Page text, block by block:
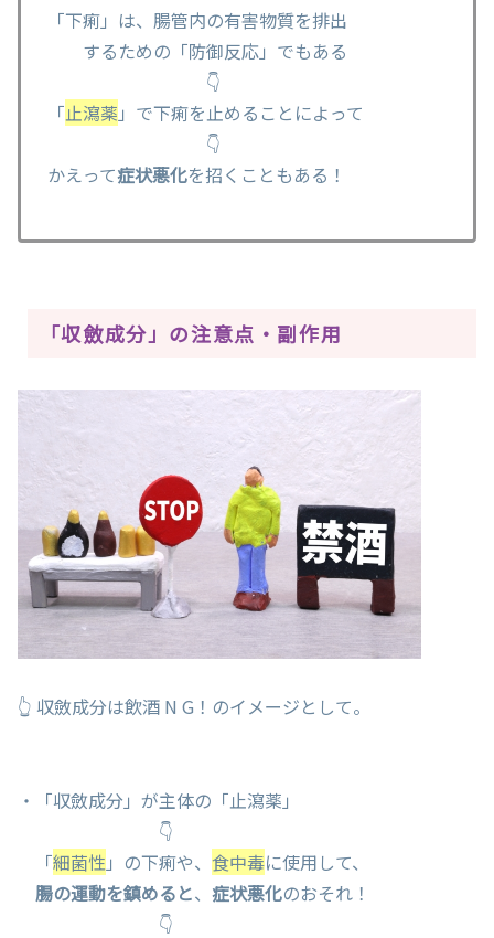
「下痢」は、腸管内の有害物質を排出
するための「防御反応」でもある
👇
「止瀉薬 」で下痢を止めることによって
👇
かえって症状悪化を招くこともある！
「収斂成分」の注意点・副作用
👆 収斂成分は飲酒 N G！のイメージとして。
・「収斂成分」が主体の「止瀉薬」
👇
「細菌性 」の下痢や、 食中毒に使用して、
腸の運動を鎮めると、 症状悪化のおそれ！
👇